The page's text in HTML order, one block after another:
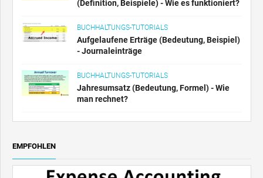
(Definition, Beispiele) - Wie es funktioniert?
BUCHHALTUNGS-TUTORIALS
Aufgelaufene Erträge (Bedeutung, Beispiel)
- Journaleinträge
BUCHHALTUNGS-TUTORIALS
Jahresumsatz (Bedeutung, Formel) - Wie
man rechnet?
EMPFOHLEN